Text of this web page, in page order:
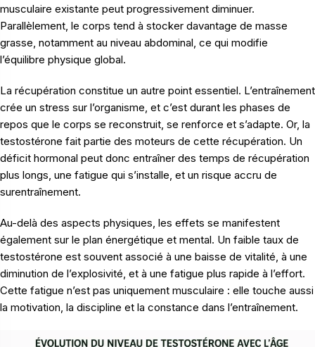
musculaire existante peut progressivement diminuer.
Parallèlement, le corps tend à stocker davantage de masse
grasse, notamment au niveau abdominal, ce qui modifie
l’équilibre physique global.
La récupération constitue un autre point essentiel. L’entraînement
crée un stress sur l’organisme, et c’est durant les phases de
repos que le corps se reconstruit, se renforce et s’adapte. Or, la
testostérone fait partie des moteurs de cette récupération. Un
déficit hormonal peut donc entraîner des temps de récupération
plus longs, une fatigue qui s’installe, et un risque accru de
surentraînement.
Au-delà des aspects physiques, les effets se manifestent
également sur le plan énergétique et mental. Un faible taux de
testostérone est souvent associé à une baisse de vitalité, à une
diminution de l’explosivité, et à une fatigue plus rapide à l’effort.
Cette fatigue n’est pas uniquement musculaire : elle touche aussi
la motivation, la discipline et la constance dans l’entraînement.